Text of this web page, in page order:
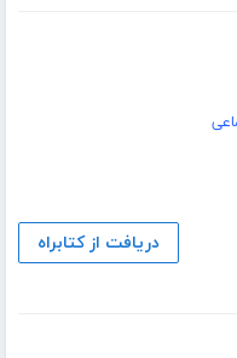
دریافت از کتابراه